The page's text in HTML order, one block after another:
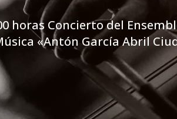
horas Concierto del
«Antón García Abril